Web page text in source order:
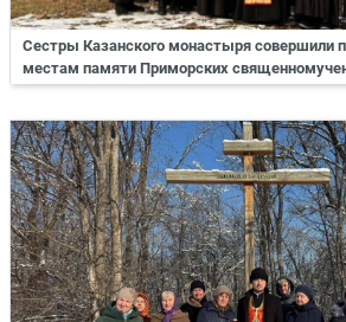
Сестры Казанского монастыря совершили
местам памяти Приморских